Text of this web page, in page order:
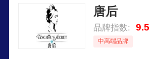
唐后
品牌指数: 9.5
中高端品牌